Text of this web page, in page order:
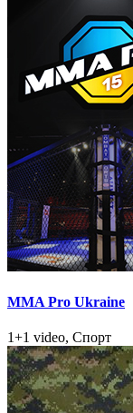
MMA Pro Ukraine
1+1 video, Спорт